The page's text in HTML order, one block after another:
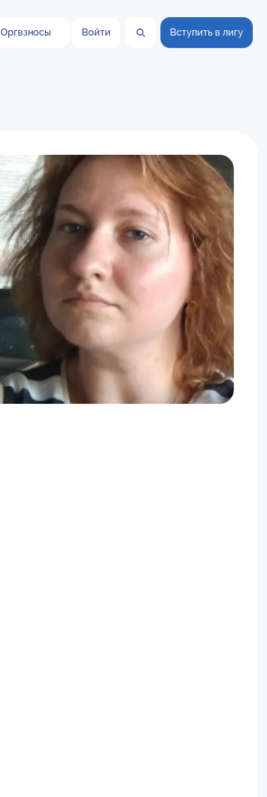
Оргвзносы Войти Вступить в лигу